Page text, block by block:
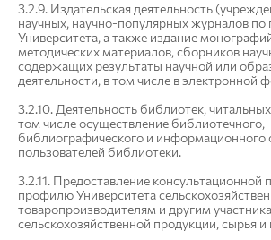
3.2.9. Издательская деятельность
научных, научно-популярных журналов
Университета, а также издание
методических материалов, сборников
содержащих результаты научной или
деятельности, в том числе в электронной
3.2.10. Деятельность библиотек,
том числе осуществление библиотечного,
библиографического и информационного
пользователей библиотеки.
3.2.11. Предоставление
профилю Университета
товаропроизводителям и другим
сельскохозяйственной продукции, сырья и